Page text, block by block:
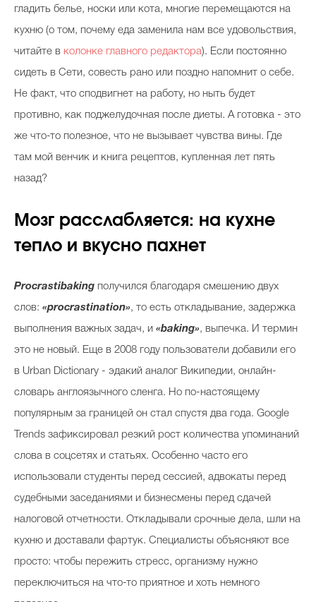
гладить белье, носки или кота, многие перемещаются на
кухню (о том, почему еда заменила нам все удовольствия,
читайте в колонке главного редактора). Если постоянно
сидеть в Сети, совесть рано или поздно напомнит о себе.
Не факт, что сподвигнет на работу, но ныть будет
противно, как поджелудочная после диеты. А готовка - это
же что-то полезное, что не вызывает чувства вины. Где
там мой венчик и книга рецептов, купленная лет пять
назад?
Мозг расслабляется: на кухне
тепло и вкусно пахнет
Procrastibaking получился благодаря смешению двух
слов: «procrastination», то есть откладывание, задержка
выполнения важных задач, и «baking», выпечка. И термин
это не новый. Еще в 2008 году пользователи добавили его
в Urban Dictionary - эдакий аналог Википедии, онлайн-
словарь англоязычного сленга. Но по-настоящему
популярным за границей он стал спустя два года. Google
Trends зафиксировал резкий рост количества упоминаний
слова в соцсетях и статьях. Особенно часто его
использовали студенты перед сессией, адвокаты перед
судебными заседаниями и бизнесмены перед сдачей
налоговой отчетности. Откладывали срочные дела, шли на
кухню и доставали фартук. Специалисты объясняют все
просто: чтобы пережить стресс, организму нужно
переключиться на что-то приятное и хоть немного